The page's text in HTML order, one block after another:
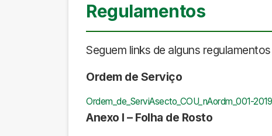
Regulamentos
Seguem links de alguns
Ordem de Serviço
Ordem_de_ServiAsecto_COU_nAordm_001-2019
Anexo I – Folha de Rosto